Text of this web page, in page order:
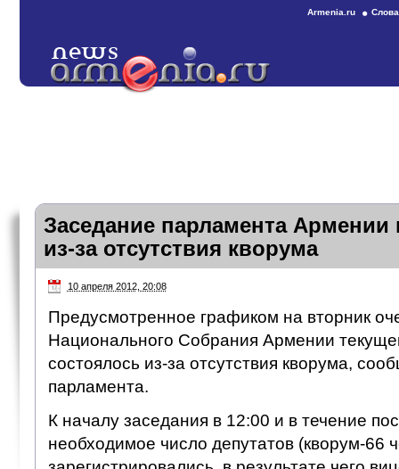
Armenia.ru
Заседание парламента Армении
из-за отсутствия кворума
10 апреля 2012, 20:08
Предусмотренное графиком на вторник
Национального Собрания Армении
состоялось из-за отсутствия кворума,
парламента.
К началу заседания в 12:00 и в течение
необходимое число депутатов (кворум-66